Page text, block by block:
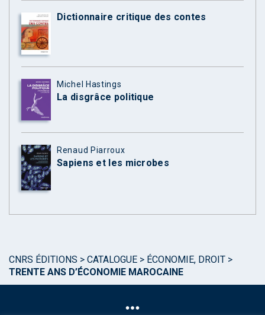
Dictionnaire critique des contes
Michel Hastings
La disgrâce politique
Renaud Piarroux
Sapiens et les microbes
CNRS ÉDITIONS > CATALOGUE > ÉCONOMIE, DROIT >
TRENTE ANS D’ÉCONOMIE MAROCAINE